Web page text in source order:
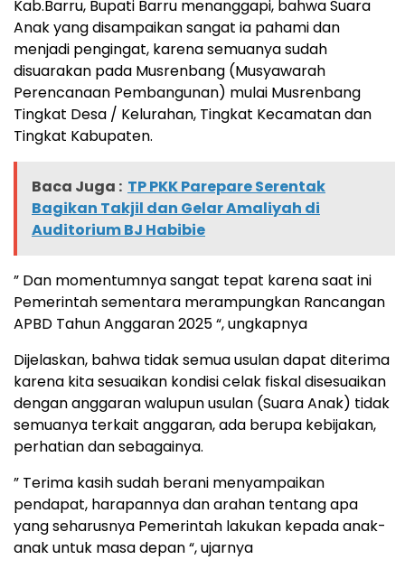
Kab.Barru, Bupati Barru menanggapi, bahwa Suara
Anak yang disampaikan sangat ia pahami dan
menjadi pengingat, karena semuanya sudah
disuarakan pada Musrenbang (Musyawarah
Perencanaan Pembangunan) mulai Musrenbang
Tingkat Desa / Kelurahan, Tingkat Kecamatan dan
Tingkat Kabupaten.
Baca Juga : TP PKK Parepare Serentak
Bagikan Takjil dan Gelar Amaliyah di
Auditorium BJ Habibie
” Dan momentumnya sangat tepat karena saat ini
Pemerintah sementara merampungkan Rancangan
APBD Tahun Anggaran 2025 “, ungkapnya
Dijelaskan, bahwa tidak semua usulan dapat diterima
karena kita sesuaikan kondisi celak fiskal disesuaikan
dengan anggaran walupun usulan (Suara Anak) tidak
semuanya terkait anggaran, ada berupa kebijakan,
perhatian dan sebagainya.
” Terima kasih sudah berani menyampaikan
pendapat, harapannya dan arahan tentang apa
yang seharusnya Pemerintah lakukan kepada anak-
anak untuk masa depan “, ujarnya